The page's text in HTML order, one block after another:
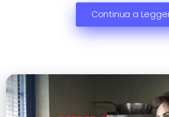
Continua a